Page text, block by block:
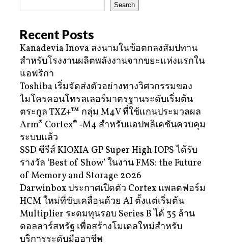
Search
Recent Posts
Kanadevia Inova ลงนามในข้อตกลงสัมปทาน
สำหรับโรงงานผลิตพลังงานจากขยะแห่งแรกใน
แอฟริกา
Toshiba เริ่มจัดส่งตัวอย่างทางวิศวกรรมของ
ไมโครคอนโทรลเลอร์มาตรฐานระดับเริ่มต้น
ตระกูล TXZ+™ กลุ่ม M4V ที่ใช้แกนประมวลผล
Arm® Cortex® ‑M4 สำหรับแอปพลิเคชันควบคุม
ระบบแล้ว
SSD ซีรีส์ KIOXIA GP Super High IOPS ได้รับ
รางวัล ‘Best of Show’ ในงาน FMS: the Future
of Memory and Storage 2026
Darwinbox ประกาศเปิดตัว Cortex แพลตฟอร์ม
HCM ใหม่ที่ขับเคลื่อนด้วย AI ตั้งแต่เริ่มต้น
Multiplier ระดมทุนรอบ Series B ได้ 35 ล้าน
ดอลลาร์สหรัฐ เพื่อสร้างโมเดลใหม่สำหรับ
บริการระดับมืออาชีพ